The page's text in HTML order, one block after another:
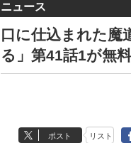
ニュース
口に仕込まれた
る」第41話1が無
ポスト リスト